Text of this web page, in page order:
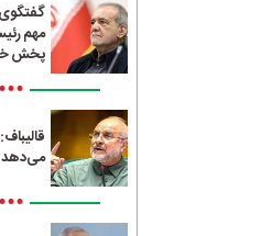
مهم
پخش
•••
می‌دهد
•••